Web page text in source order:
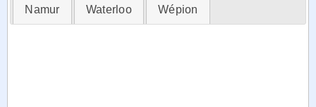
Namur Waterloo Wépion